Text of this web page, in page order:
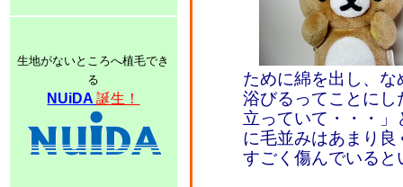
生地がないところへ植毛でき
る
NUiDA誕生！
ために綿を出し、
浴びるってことに
立っていて・・・
に毛並みはあまり
すごく傷んでいる